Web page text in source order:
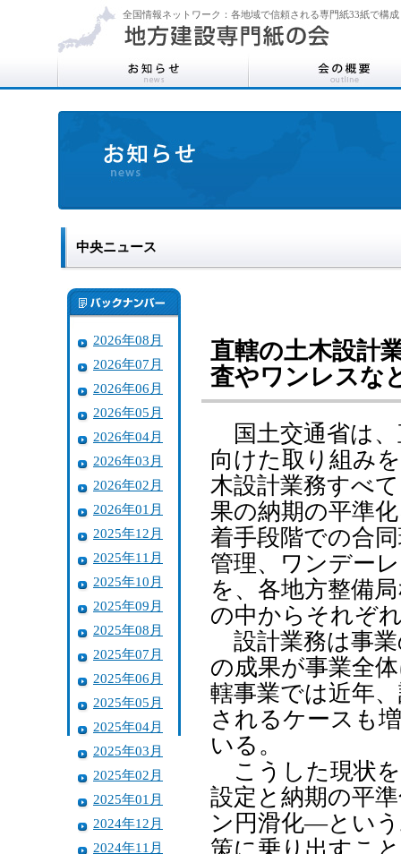
全国情報ネットワーク：各地域で信頼される専門紙33紙で構成
中央ニュース
2026年08月
2026年07月
2026年06月
2026年05月
2026年04月
2026年03月
2026年02月
2026年01月
2025年12月
2025年11月
2025年10月
2025年09月
2025年08月
2025年07月
2025年06月
2025年05月
2025年04月
2025年03月
2025年02月
2025年01月
2024年12月
2024年11月
直轄の土木設計
査やワンレスな
国土交通省は、
向けた取り組み
木設計業務すべ
果の納期の平準
着手段階での合
管理、ワンデー
を、各地方整備
の中からそれぞ
設計業務は事
の成果が事業全
轄事業では近年
されるケースも
いる。
こうした現状
設定と納期の平
ン円滑化―とい